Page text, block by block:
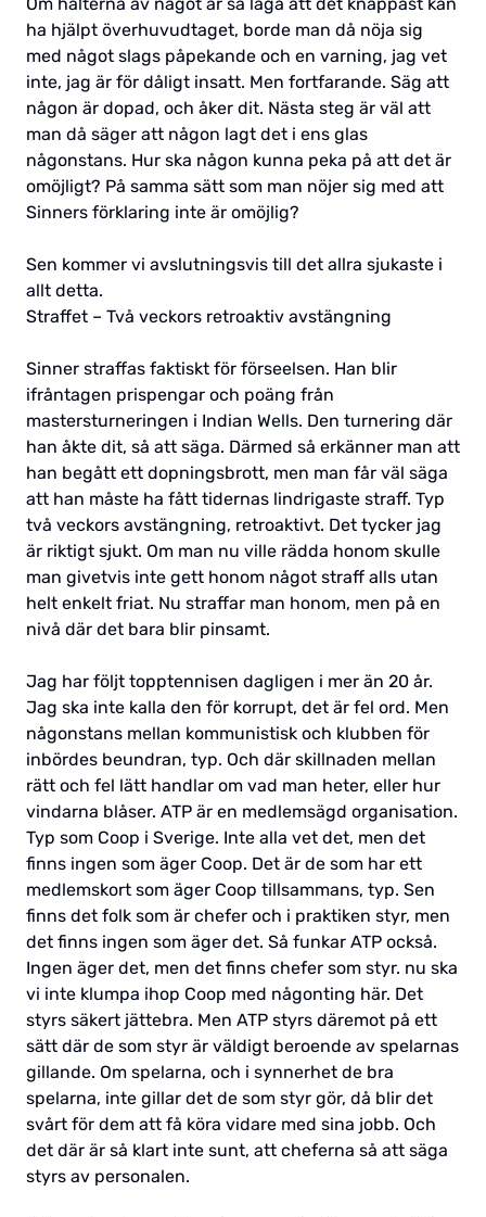
Om halterna av något är så låga att det knappast kan
ha hjälpt överhuvudtaget, borde man då nöja sig
med något slags påpekande och en varning, jag vet
inte, jag är för dåligt insatt. Men fortfarande. Säg att
någon är dopad, och åker dit. Nästa steg är väl att
man då säger att någon lagt det i ens glas
någonstans. Hur ska någon kunna peka på att det är
omöjligt? På samma sätt som man nöjer sig med att
Sinners förklaring inte är omöjlig?
Sen kommer vi avslutningsvis till det allra sjukaste i
allt detta.
Straffet – Två veckors retroaktiv avstängning
Sinner straffas faktiskt för förseelsen. Han blir
ifråntagen prispengar och poäng från
mastersturneringen i Indian Wells. Den turnering där
han åkte dit, så att säga. Därmed så erkänner man att
han begått ett dopningsbrott, men man får väl säga
att han måste ha fått tidernas lindrigaste straff. Typ
två veckors avstängning, retroaktivt. Det tycker jag
är riktigt sjukt. Om man nu ville rädda honom skulle
man givetvis inte gett honom något straff alls utan
helt enkelt friat. Nu straffar man honom, men på en
nivå där det bara blir pinsamt.
Jag har följt topptennisen dagligen i mer än 20 år.
Jag ska inte kalla den för korrupt, det är fel ord. Men
någonstans mellan kommunistisk och klubben för
inbördes beundran, typ. Och där skillnaden mellan
rätt och fel lätt handlar om vad man heter, eller hur
vindarna blåser. ATP är en medlemsägd organisation.
Typ som Coop i Sverige. Inte alla vet det, men det
finns ingen som äger Coop. Det är de som har ett
medlemskort som äger Coop tillsammans, typ. Sen
finns det folk som är chefer och i praktiken styr, men
det finns ingen som äger det. Så funkar ATP också.
Ingen äger det, men det finns chefer som styr. nu ska
vi inte klumpa ihop Coop med någonting här. Det
styrs säkert jättebra. Men ATP styrs däremot på ett
sätt där de som styr är väldigt beroende av spelarnas
gillande. Om spelarna, och i synnerhet de bra
spelarna, inte gillar det de som styr gör, då blir det
svårt för dem att få köra vidare med sina jobb. Och
det där är så klart inte sunt, att cheferna så att säga
styrs av personalen.